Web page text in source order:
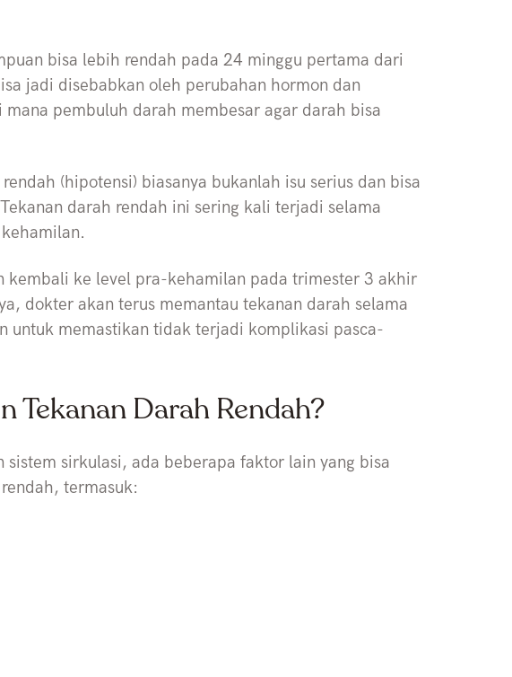
bisa lebih rendah pada 24 minggu pertama dari
jadi disebabkan oleh perubahan hormon dan
pembuluh darah membesar agar darah bisa
(hipotensi) biasanya bukanlah isu serius dan bisa
darah rendah ini sering kali terjadi selama
kembali ke level pra-kehamilan pada trimester 3 akhir
dokter akan terus memantau tekanan darah selama
untuk memastikan tidak terjadi komplikasi pasca-
Tekanan Darah Rendah?
sistem sirkulasi, ada beberapa faktor lain yang bisa
termasuk: